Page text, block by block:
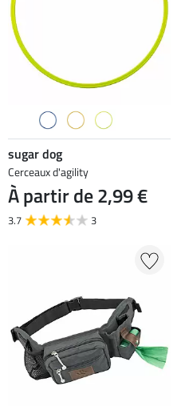
sugar dog
Cerceaux d'agility
À partir de 2,99 €
3.7 3